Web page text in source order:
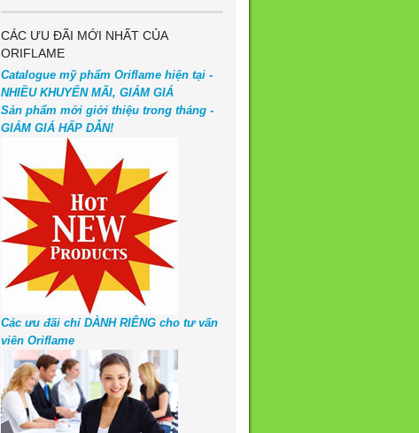
CÁC ƯU ĐÃI MỚI NHẤT CỦA
ORIFLAME
Catalogue mỹ phẩm Oriflame hiện tại -
NHIỀU KHUYẾN MÃI, GIẢM GIÁ
Sản phẩm mới giới thiệu trong tháng -
GIẢM GIÁ HẤP DẪN!
Các ưu đãi chỉ DÀNH RIÊNG cho tư vấn
viên Oriflame